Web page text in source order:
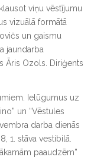
viņu vēstījumu
vizuālā formātā
un gaismu
jaundarba
Āris Ozols. Diriģents
Ielūgumus uz
un “Vēstules
darba dienās
1. stāva vestibilā.
paaudzēm”